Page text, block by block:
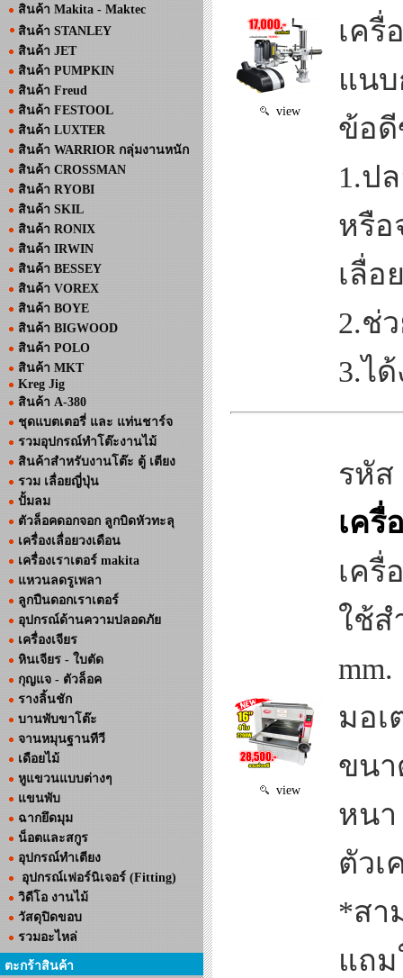
สินค้า Makita - Maktec
สินค้า STANLEY
สินค้า JET
สินค้า PUMPKIN
สินค้า Freud
สินค้า FESTOOL
สินค้า LUXTER
สินค้า WARRIOR กลุ่มงานหนัก
สินค้า CROSSMAN
สินค้า RYOBI
สินค้า SKIL
สินค้า RONIX
สินค้า IRWIN
สินค้า BESSEY
สินค้า VOREX
สินค้า BOYE
สินค้า BIGWOOD
สินค้า POLO
สินค้า MKT
Kreg Jig
สินค้า A-380
ชุดแบตเตอรี่ และ แท่นชาร์จ
รวมอุปกรณ์ทำโต๊ะงานไม้
สินค้าสำหรับงานโต๊ะ ตู้ เตียง
รวม เลื่อยญี่ปุ่น
ปั้มลม
ตัวล็อคดอกจอก ลูกบิดหัวทะลุ
เครื่องเลื่อยวงเดือน
เครื่องเราเตอร์ makita
แหวนลดรูเพลา
ลูกปืนดอกเราเตอร์
อุปกรณ์ด้านความปลอดภัย
เครื่องเจียร
หินเจียร - ใบตัด
กุญแจ - ตัวล็อค
รางลิ้นชัก
บานพับขาโต๊ะ
จานหมุนฐานทีวี
เดือยไม้
หูแขวนแบบต่างๆ
แขนพับ
ฉากยึดมุม
น็อตและสกูร
อุปกรณ์ทำเตียง
อุปกรณ์เฟอร์นิเจอร์ (Fitting)
วิดีโอ งานไม้
วัสดุปิดขอบ
รวมอะไหล่
ตะกร้าสินค้า
view
เครื่
แนบ
ข้อดี
1.ป
หรือ
เลื่อ
2.ช่
3.ไ
view
รหัส
เครื่
เครื่
ใช้ส
mm.
มอเ
ขนา
หนา
ตัวเ
*สา
แถ